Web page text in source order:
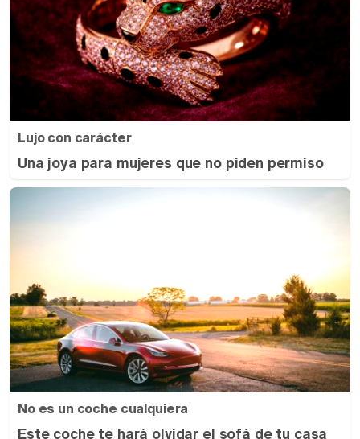
Lujo con carácter
Una joya para mujeres que no piden permiso
No es un coche cualquiera
Este coche te hará olvidar el sofá de tu casa